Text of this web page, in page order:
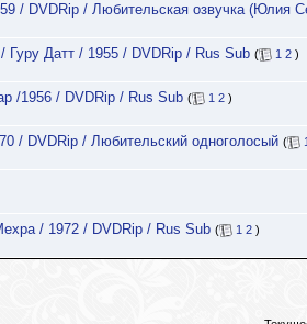
/ DVDRip / Любительская озвучка (Юлия
Датт / 1955 / DVDRip / Rus Sub ( 1 2 )
/1956 / DVDRip / Rus Sub ( 1 2 )
/ DVDRip / Любительский одноголосый ( 1
/ 1972 / DVDRip / Rus Sub ( 1 2 )